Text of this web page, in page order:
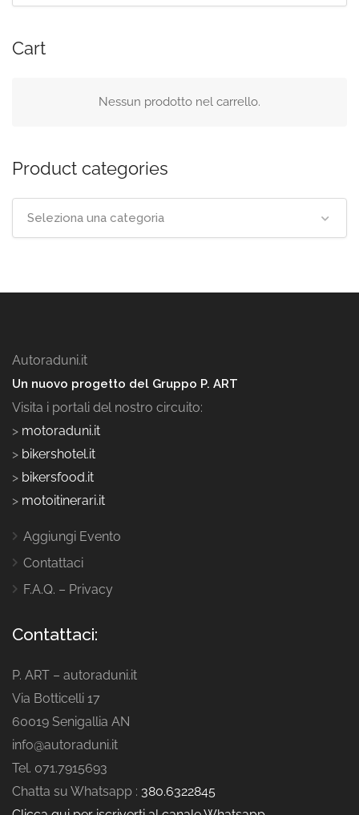
Cart
Nessun prodotto nel carrello.
Product categories
Seleziona una categoria
Autoraduni.it
Un nuovo progetto del Gruppo P. ART
Visita i portali del nostro circuito:
> motoraduni.it
> bikershotel.it
> bikersfood.it
> motoitinerari.it
Aggiungi Evento
Contattaci
F.A.Q. – Privacy
Contattaci:
P. ART – autoraduni.it
Via Botticelli 17
60019 Senigallia AN
info@autoraduni.it
Tel. 071.7915693
Chatta su Whatsapp : 380.6322845